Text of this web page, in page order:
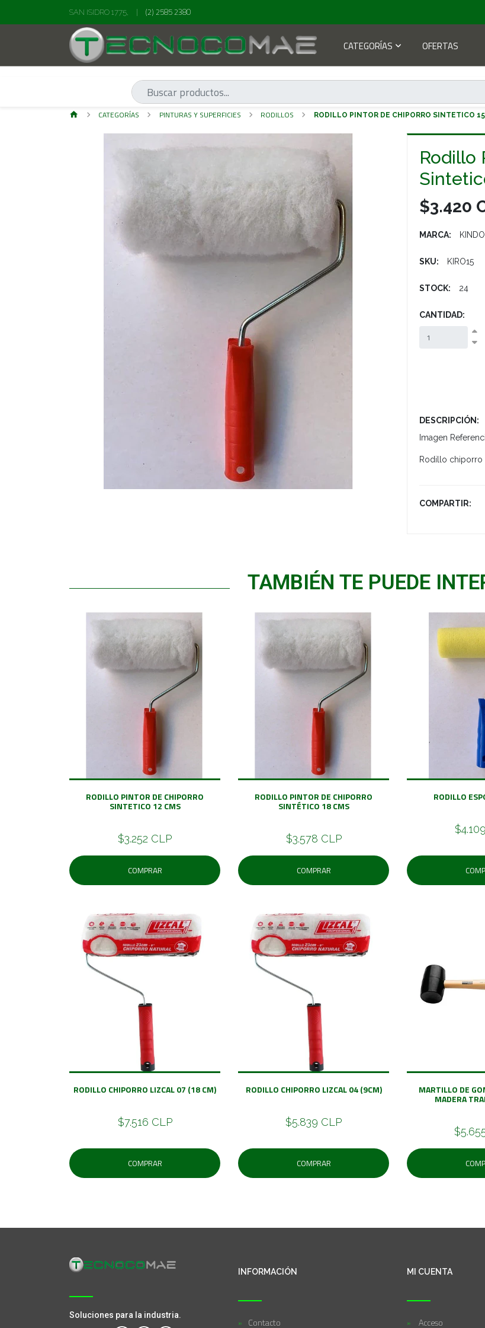
SAN ISIDRO 1775, (2) 2585 2380
CATEGORÍAS OFERTAS
CATEGORÍAS PINTURAS Y SUPERFICIES RODILLOS RODILLO PINTOR DE CHIPORRO SINTETICO
Rodillo
$3.420
MARCA:
SKU: KIRO15
STOCK: 24
CANTIDAD:
DESCRIPCIÓN:
Imagen
Rodillo chiporro
COMPARTIR:
TAMBIÉN TE PUEDE
RODILLO PINTOR DE CHIPORRO
SINTETICO 12 CMS
$3.252 CLP
COMPRAR
RODILLO PINTOR DE CHIPORRO
SINTÉTICO 18 CMS
$3.578 CLP
COMPRAR
RODILLO
RODILLO CHIPORRO LIZCAL 07 (18 CM)
$7.516 CLP
COMPRAR
RODILLO CHIPORRO LIZCAL 04 (9CM)
$5.839 CLP
COMPRAR
MARTILLO DE
MADERA
Soluciones para la industria.
INFORMACIÓN
Contacto
MI CUENTA
Acceso